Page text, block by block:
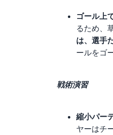
ゴール上
るため、
は、選手
ールをゴ
戦術演習
縮小パー
ヤーはチ